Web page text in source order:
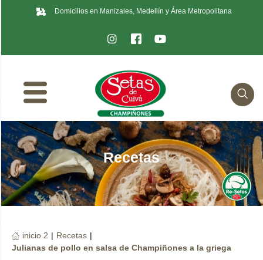
Domicilios en Manizales, Medellín y Área Metropolitana
Recetas
inicio 2 | Recetas |
Julianas de pollo en salsa de Champiñones a la griega